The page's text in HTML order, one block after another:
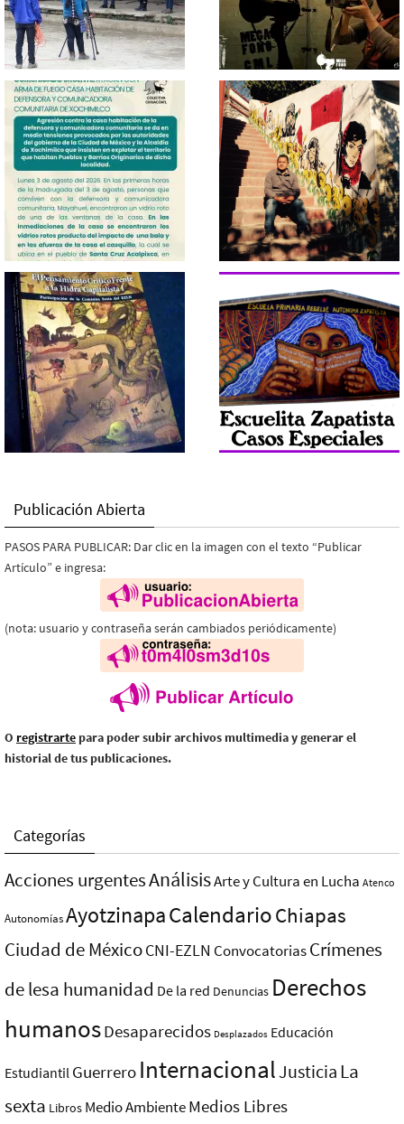
Publicación Abierta
PASOS PARA PUBLICAR: Dar clic en la imagen con el texto “Publicar
Artículo” e ingresa:
(nota: usuario y contraseña serán cambiados periódicamente)
O registrarte para poder subir archivos multimedia y generar el
historial de tus publicaciones.
Categorías
Acciones urgentesAnálisisArte y Cultura en Lucha Atenco
AutonomíasAyotzinapaCalendarioChiapas
Ciudad de MéxicoCNI-EZLN ConvocatoriasCrímenes
de lesa humanidad De la red Denuncias Derechos
humanosDesaparecidos Desplazados Educación
Estudiantil Guerrero InternacionalJusticia La
sexta Libros Medio AmbienteMedios Libres